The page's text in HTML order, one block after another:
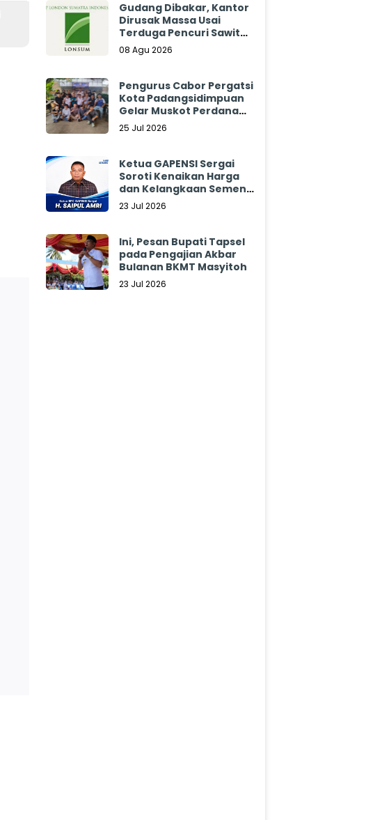
Gudang Dibakar, Kantor
Dirusak Massa Usai
Terduga Pencuri Sawit
Tewas: Manajemen
Sibulan Estate Bungkam
08 Agu 2026
Pengurus Cabor Pergatsi
Kota Padangsidimpuan
Gelar Muskot Perdana
2026 - 2030
25 Jul 2026
Ketua GAPENSI Sergai
Soroti Kenaikan Harga
dan Kelangkaan Semen,
Minta Pemerintah
23 Jul 2026
Ini, Pesan Bupati Tapsel
pada Pengajian Akbar
Bulanan BKMT Masyitoh
23 Jul 2026